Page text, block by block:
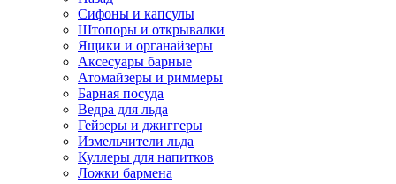
Сифоны и капсулы
Штопоры и открывалки
Ящики и органайзеры
Аксесуары барные
Атомайзеры и риммеры
Барная посуда
Ведра для льда
Гейзеры и джиггеры
Измельчители льда
Куллеры для напитков
Ложки бармена